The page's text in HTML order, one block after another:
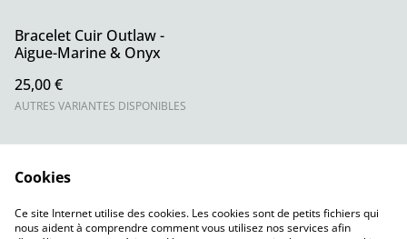
Bracelet Cuir Outlaw -
Aigue-Marine & Onyx
25,00 €
AUTRES VARIANTES DISPONIBLES
Contact CGV
Cookies
Ce site Internet utilise des cookies. Les cookies sont de petits fichiers qui
nous aident à comprendre comment vous utilisez nos services afin